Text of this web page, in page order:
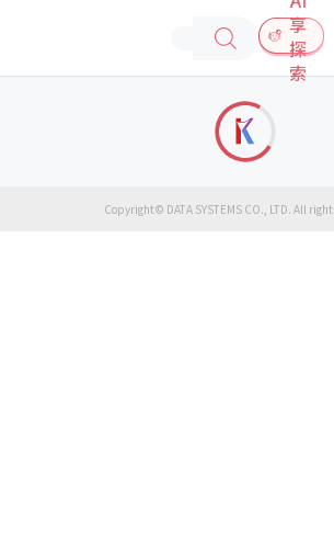
享
探
索
Copyright© DATA SYSTEMS CO., LTD. All